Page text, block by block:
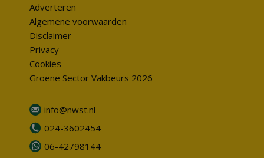
Adverteren
Algemene voorwaarden
Disclaimer
Privacy
Cookies
Groene Sector Vakbeurs 2026
info@nwst.nl
024-3602454
06-42798144